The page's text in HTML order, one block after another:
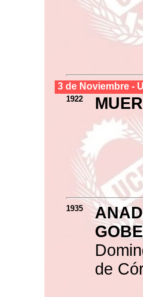
3 de Noviembre -
1922
1935
de